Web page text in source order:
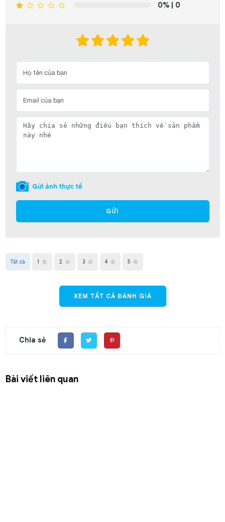
0% | 0
Gửi ảnh thực tế
GỬI
Tất cả 1 2 3 4 5
XEM TẤT CẢ ĐÁNH GIÁ
Chia sẻ
Bài viết liên quan